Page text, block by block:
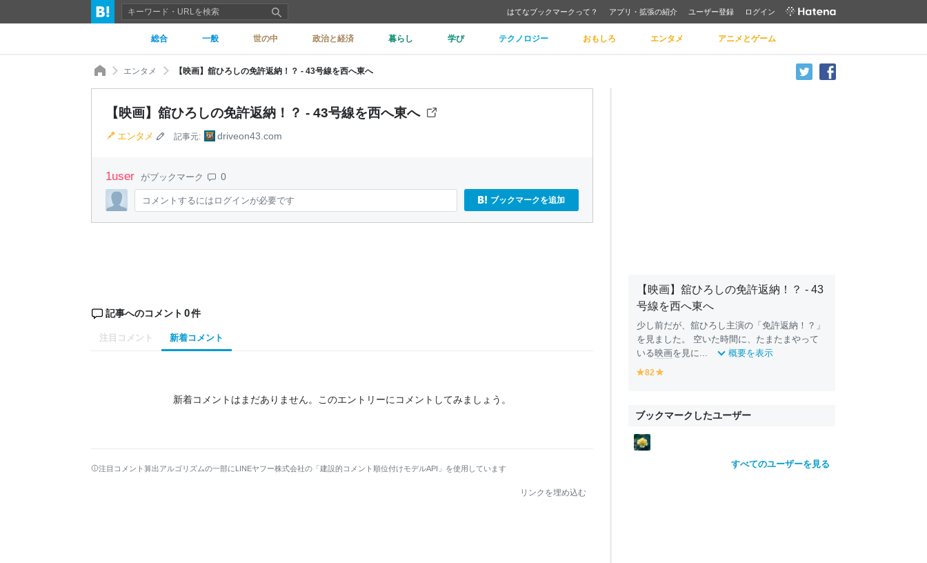
はてなブックマークって？ アプリ・拡張の紹介 ユーザー登録 ログイン
総合 一般 世の中 政治と経済 暮らし 学び テクノロジー おもしろ エンタメ アニメとゲーム
エンタメ 【映画】舘ひろしの免許返納！？ - 43号線を西へ東へ
【映画】舘ひろしの免許返納！？ - 43号線を西へ東へ
エンタメ 記事元: driveon43.com
1user がブックマーク 0
コメントするにはログインが必要です ブックマークを追加
記事へのコメント 0件
注目コメント 新着コメント
新着コメントはまだありません。 このエントリーにコメントしてみましょう。
注目コメント算出アルゴリズムの一部にLINEヤフー株式会社の「建設的コメント順位付けモデルAPI」を使用しています
リンクを埋め込む
【映画】舘ひろしの免許返納！？ - 43
号線を西へ東へ
少し前だが、舘ひろし主演の「免許返納！？」
を見ました。 空いた時間に、たまたまやって
いる映画を見に... 概要を表示
y
o
w
82
o
w
ブックマークしたユーザー
すべてのユーザーを見る